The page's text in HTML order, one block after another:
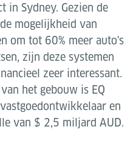
in Sydney. Gezien de
mogelijkheid van
om tot 60% meer auto's
zijn deze systemen
zeer interessant.
het gebouw is EQ
en
van $ 2,5 miljard AUD.